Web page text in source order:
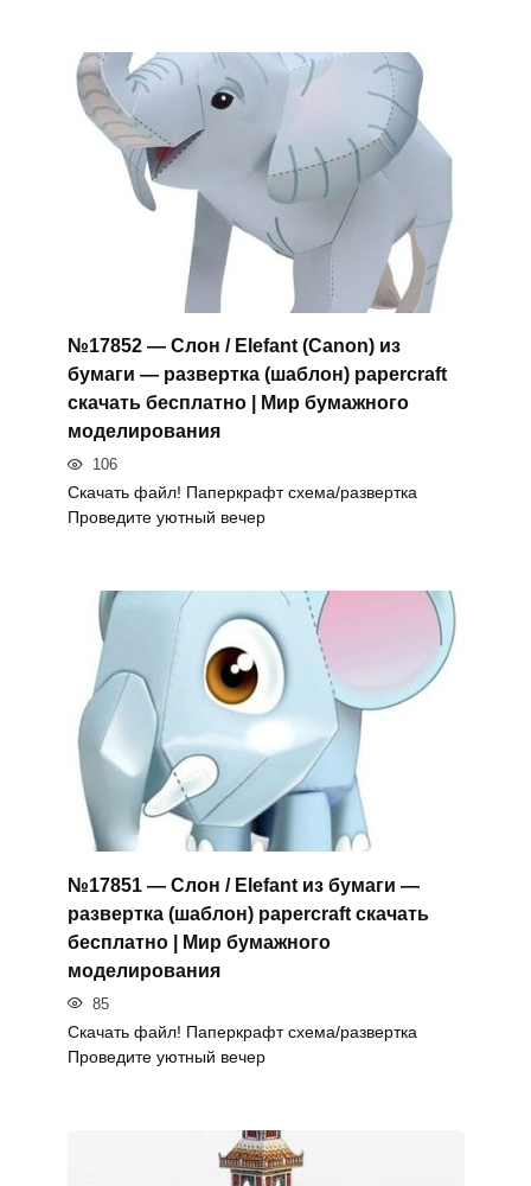
№17852 — Слон / Elefant (Canon) из
бумаги — развертка (шаблон) papercraft
скачать бесплатно | Мир бумажного
моделирования
106
Скачать файл! Паперкрафт схема/развертка
Проведите уютный вечер
№17851 — Слон / Elefant из бумаги —
развертка (шаблон) papercraft скачать
бесплатно | Мир бумажного
моделирования
85
Скачать файл! Паперкрафт схема/развертка
Проведите уютный вечер